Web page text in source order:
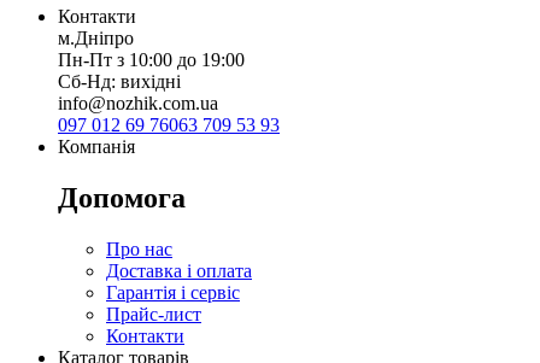
Контакти
м.Дніпро
Пн-Пт з 10:00 до 19:00
Сб-Нд: вихідні
info@nozhik.com.ua
097 012 69 76063 709 53 93
Компанія
Допомога
Про нас
Доставка і оплата
Гарантія і сервіс
Прайс-лист
Контакти
Каталог товарів